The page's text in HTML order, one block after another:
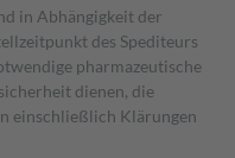
in Abhängigkeit der
des Spediteurs
pharmazeutische
dienen, die
einschließlich Klärungen